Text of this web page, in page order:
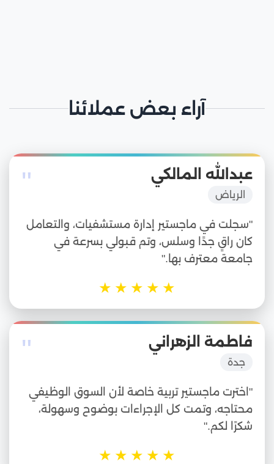
آراء بعض عملائنا
" عبدالله المالكي
الرياض
"سجلت في ماجستير إدارة مستشفيات، والتعامل
كان راقٍ جدًا وسلس، وتم قبولي بسرعة في
جامعة معترف بها."
★
★
★
★
★
" فاطمة الزهراني
جدة
"اخترت ماجستير تربية خاصة لأن السوق الوظيفي
محتاجه، وتمت كل الإجراءات بوضوح وسهولة،
شكرًا لكم."
★
★
★
★
★